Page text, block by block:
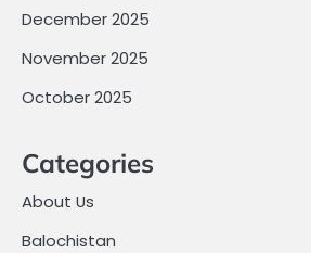
December 2025
November 2025
October 2025
Categories
About Us
Balochistan